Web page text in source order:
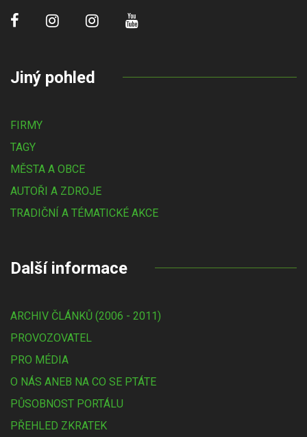
Jiný pohled
FIRMY
TAGY
MĚSTA A OBCE
AUTOŘI A ZDROJE
TRADIČNÍ A TÉMATICKÉ AKCE
Další informace
ARCHIV ČLÁNKŮ (2006 - 2011)
PROVOZOVATEL
PRO MÉDIA
O NÁS ANEB NA CO SE PTÁTE
PŮSOBNOST PORTÁLU
PŘEHLED ZKRATEK